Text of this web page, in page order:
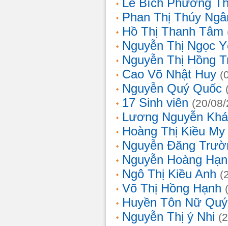
Lê Bích Phương
Phan Thị Thúy
Hồ Thị Thanh Tâm
Nguyễn Thị Ngọc
Nguyễn Thị Hồng
Cao Võ Nhật Huy
Nguyễn Quý Quốc
17 Sinh viên (20/
Lương Nguyễn
Hoàng Thị Kiều My
Nguyễn Đăng
Nguyễn Hoàng
Ngô Thị Kiều Anh
Võ Thị Hồng Hạnh
Huyền Tôn Nữ
Nguyễn Thị ý Nhi